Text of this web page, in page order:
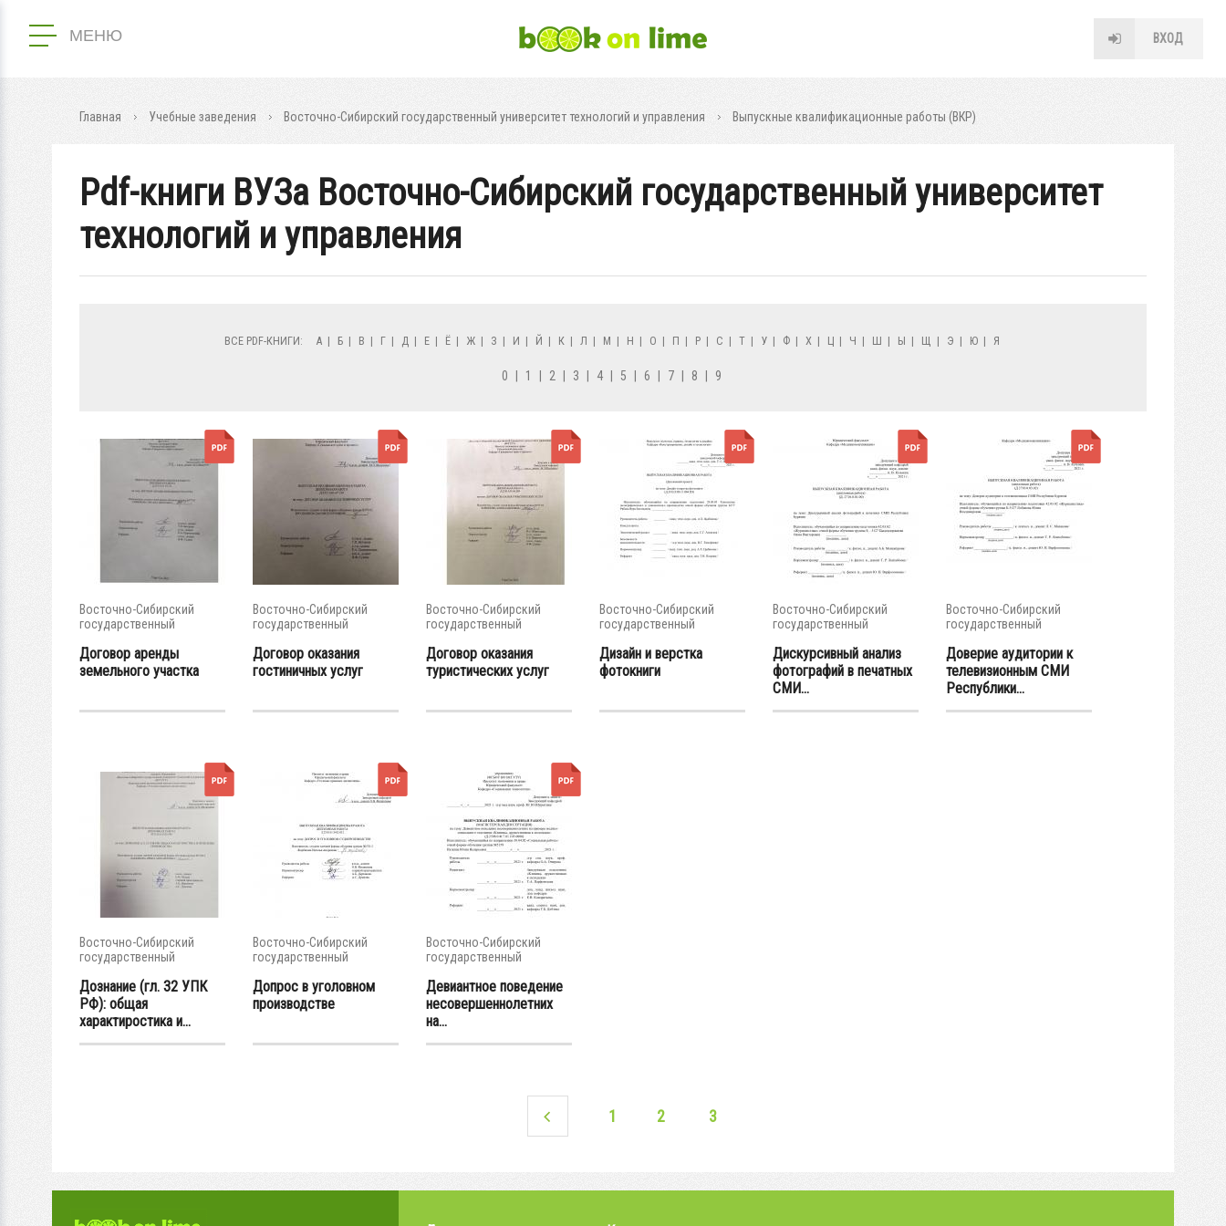
МЕНЮ ВХОД
Главная Учебные заведения Восточно-Сибирский государственный университет технологий и управления Выпускные квалификационные работы (ВКР)
Pdf-книги ВУЗа Восточно-Сибирский государственный университет
технологий и управления
ВСЕ PDF-КНИГИ: А | Б | В | Г | Д | Е | Ё | Ж | З | И | Й | К | Л | М | Н | О | П | Р | С | Т | У | Ф | Х | Ц | Ч | Ш | Ы | Щ | Э | Ю | Я
0 1 2 3 4 5 6 7 8 9
Восточно-Сибирский
государственный
Договор аренды
земельного участка
Восточно-Сибирский
государственный
Договор оказания
гостиничных услуг
Восточно-Сибирский
государственный
Договор оказания
туристических услуг
Восточно-Сибирский
государственный
Дизайн и верстка
фотокниги
Восточно-Сибирский
государственный
Дискурсивный анализ
фотографий в печатных
СМИ...
Восточно-Сибирский
государственный
Доверие аудитории к
телевизионным СМИ
Республики...
Восточно-Сибирский
государственный
Дознание (гл. 32 УПК
РФ): общая
характиростика и...
Восточно-Сибирский
государственный
Допрос в уголовном
производстве
Восточно-Сибирский
государственный
Девиантное поведение
несовершеннолетних
на...
1 2 3